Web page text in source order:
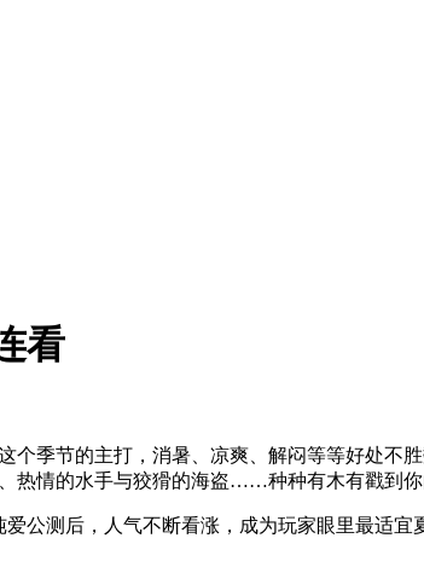
看
个季节的主打，消暑、凉爽、解闷等等好处不
热情的水手与狡猾的海盗……种种有木有戳到你
公测后，人气不断看涨，成为玩家眼里最适